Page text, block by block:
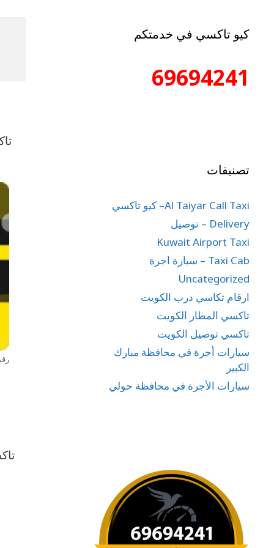
كيو تاكسي في خدمتكم
69694241
تصنيفات
Al Taiyar Call Taxi– كيو تاكسي
Delivery – توصيل
Kuwait Airport Taxi
Taxi Cab – سيارة اجرة
Uncategorized
ارقام تكاسي درب الكويت
تاكسي المطار الكويت
تاكسي توصيل الكويت
سيارات أجرة في محافظة مبارك
الكبير
سيارات الأجرة في محافظة حولي